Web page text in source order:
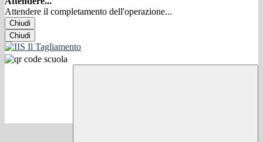
Attendere il completamento dell'operazione...
Chiudi
Chiudi